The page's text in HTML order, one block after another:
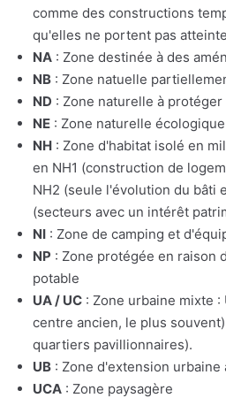
comme des constructions
qu'elles ne portent pas
NA : Zone destinée à des
NB : Zone natuelle
ND : Zone naturelle à protéger
NE : Zone naturelle
NH : Zone d'habitat isolé en
en NH1 (construction de
NH2 (seule l'évolution du bâti
(secteurs avec un intérêt
NI : Zone de camping et
NP : Zone protégée en raison
potable
UA / UC : Zone urbaine mixte :
centre ancien, le plus
quartiers pavillionnaires).
UB : Zone d'extension urbaine
UCA : Zone paysagère